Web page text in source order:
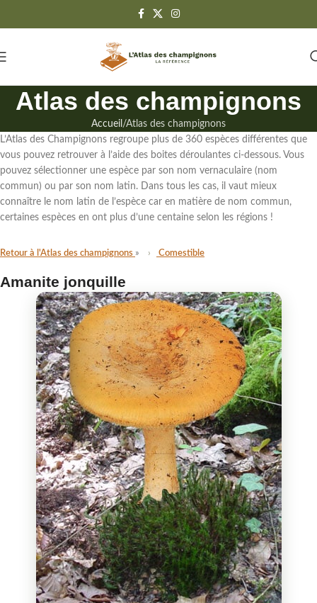
Atlas des champignons
Accueil Atlas des champignons
L’Atlas des Champignons regroupe plus de 360 espèces différentes que
vous pouvez retrouver à l’aide des boites déroulantes ci-dessous. Vous
pouvez sélectionner une espèce par son nom vernaculaire (nom
commun) ou par son nom latin. Dans tous les cas, il vaut mieux
connaître le nom latin de l’espèce car en matière de nom commun,
certaines espèces en ont plus d’une centaine selon les régions !
Retour à l'Atlas des champignons Comestible
Amanite jonquille